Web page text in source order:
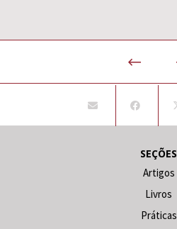
SEÇÕES
Artigos
Livros
Práticas